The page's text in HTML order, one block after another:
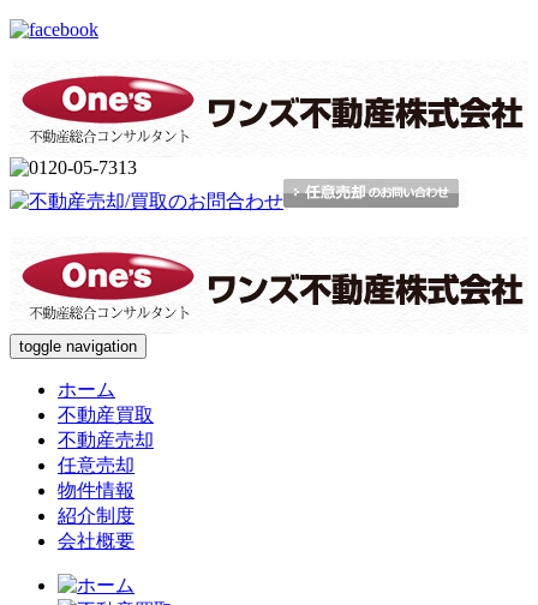
toggle navigation
ホーム
不動産買取
不動産売却
任意売却
物件情報
紹介制度
会社概要